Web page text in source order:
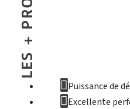
Puissance de
Excellente